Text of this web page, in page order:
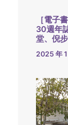
［電子
30週年
堂、倪
2025 年